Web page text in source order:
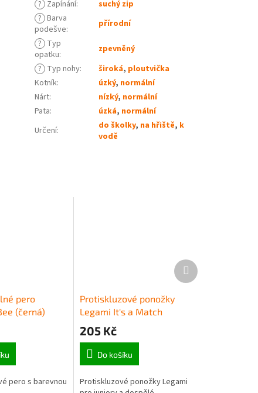
pero
(černá)
pero s barevnou
Protiskluzové ponožky
Legami It's a Match
(Adult) - Llama
205 Kč
Do košíku
Protiskluzové ponožky Legami
Další
produkt
? Zapínání:
suchý zip
? Barva
podešve:
přírodní
? Typ
opatku:
zpevněný
? Typ nohy: široká, ploutvička
Kotník: úzký, normální
Nárt: nízký, normální
Pata: úzká, normální
Určení: do školky, na hřiště, k
vodě